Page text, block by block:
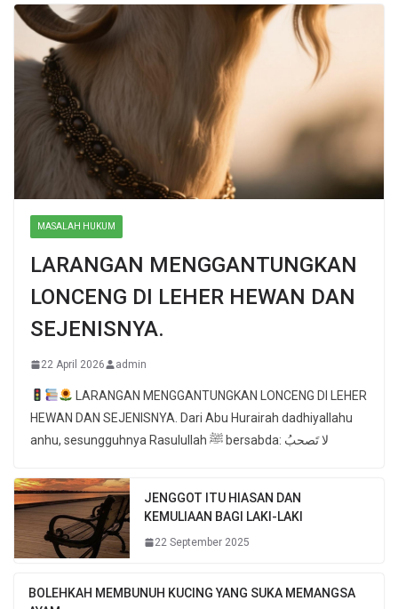
MASALAH HUKUM
LARANGAN MENGGANTUNGKAN
LONCENG DI LEHER HEWAN DAN
SEJENISNYA.
22 April 2026 admin
LARANGAN MENGGANTUNGKAN LONCENG DI LEHER
HEWAN DAN SEJENISNYA. Dari Abu Hurairah dadhiyallahu
anhu, sesungguhnya Rasulullah ﷺ bersabda: لا تَصحبُ
JENGGOT ITU HIASAN DAN
KEMULIAAN BAGI LAKI-LAKI
22 September 2025
BOLEHKAH MEMBUNUH KUCING YANG SUKA MEMANGSA